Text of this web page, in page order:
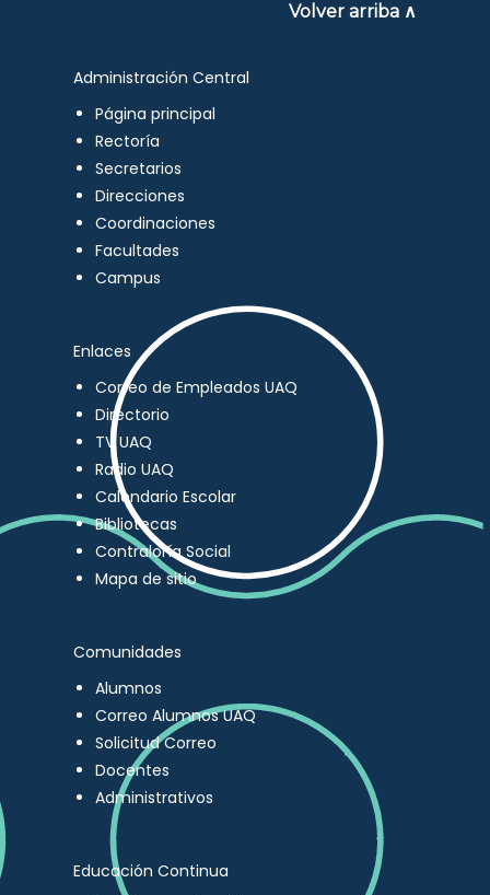
Volver arriba ∧
Administración Central
Página principal
Rectoría
Secretarios
Direcciones
Coordinaciones
Facultades
Campus
Enlaces
Correo de Empleados UAQ
Directorio
TV UAQ
Radio UAQ
Calendario Escolar
Bibliotecas
Contraloría Social
Mapa de sitio
Comunidades
Alumnos
Correo Alumnos UAQ
Solicitud Correo
Docentes
Administrativos
Educación Continua